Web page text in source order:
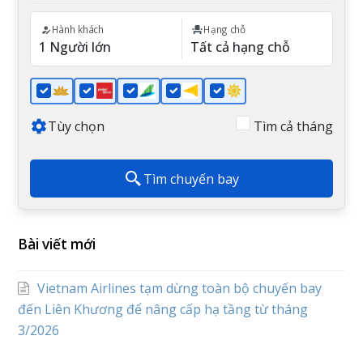
Hành khách Hạng chỗ
Tùy chọn Tìm cả tháng
Tìm chuyến bay
Bài viết mới
Vietnam Airlines tạm dừng toàn bộ chuyến bay
đến Liên Khương để nâng cấp hạ tầng từ tháng
3/2026